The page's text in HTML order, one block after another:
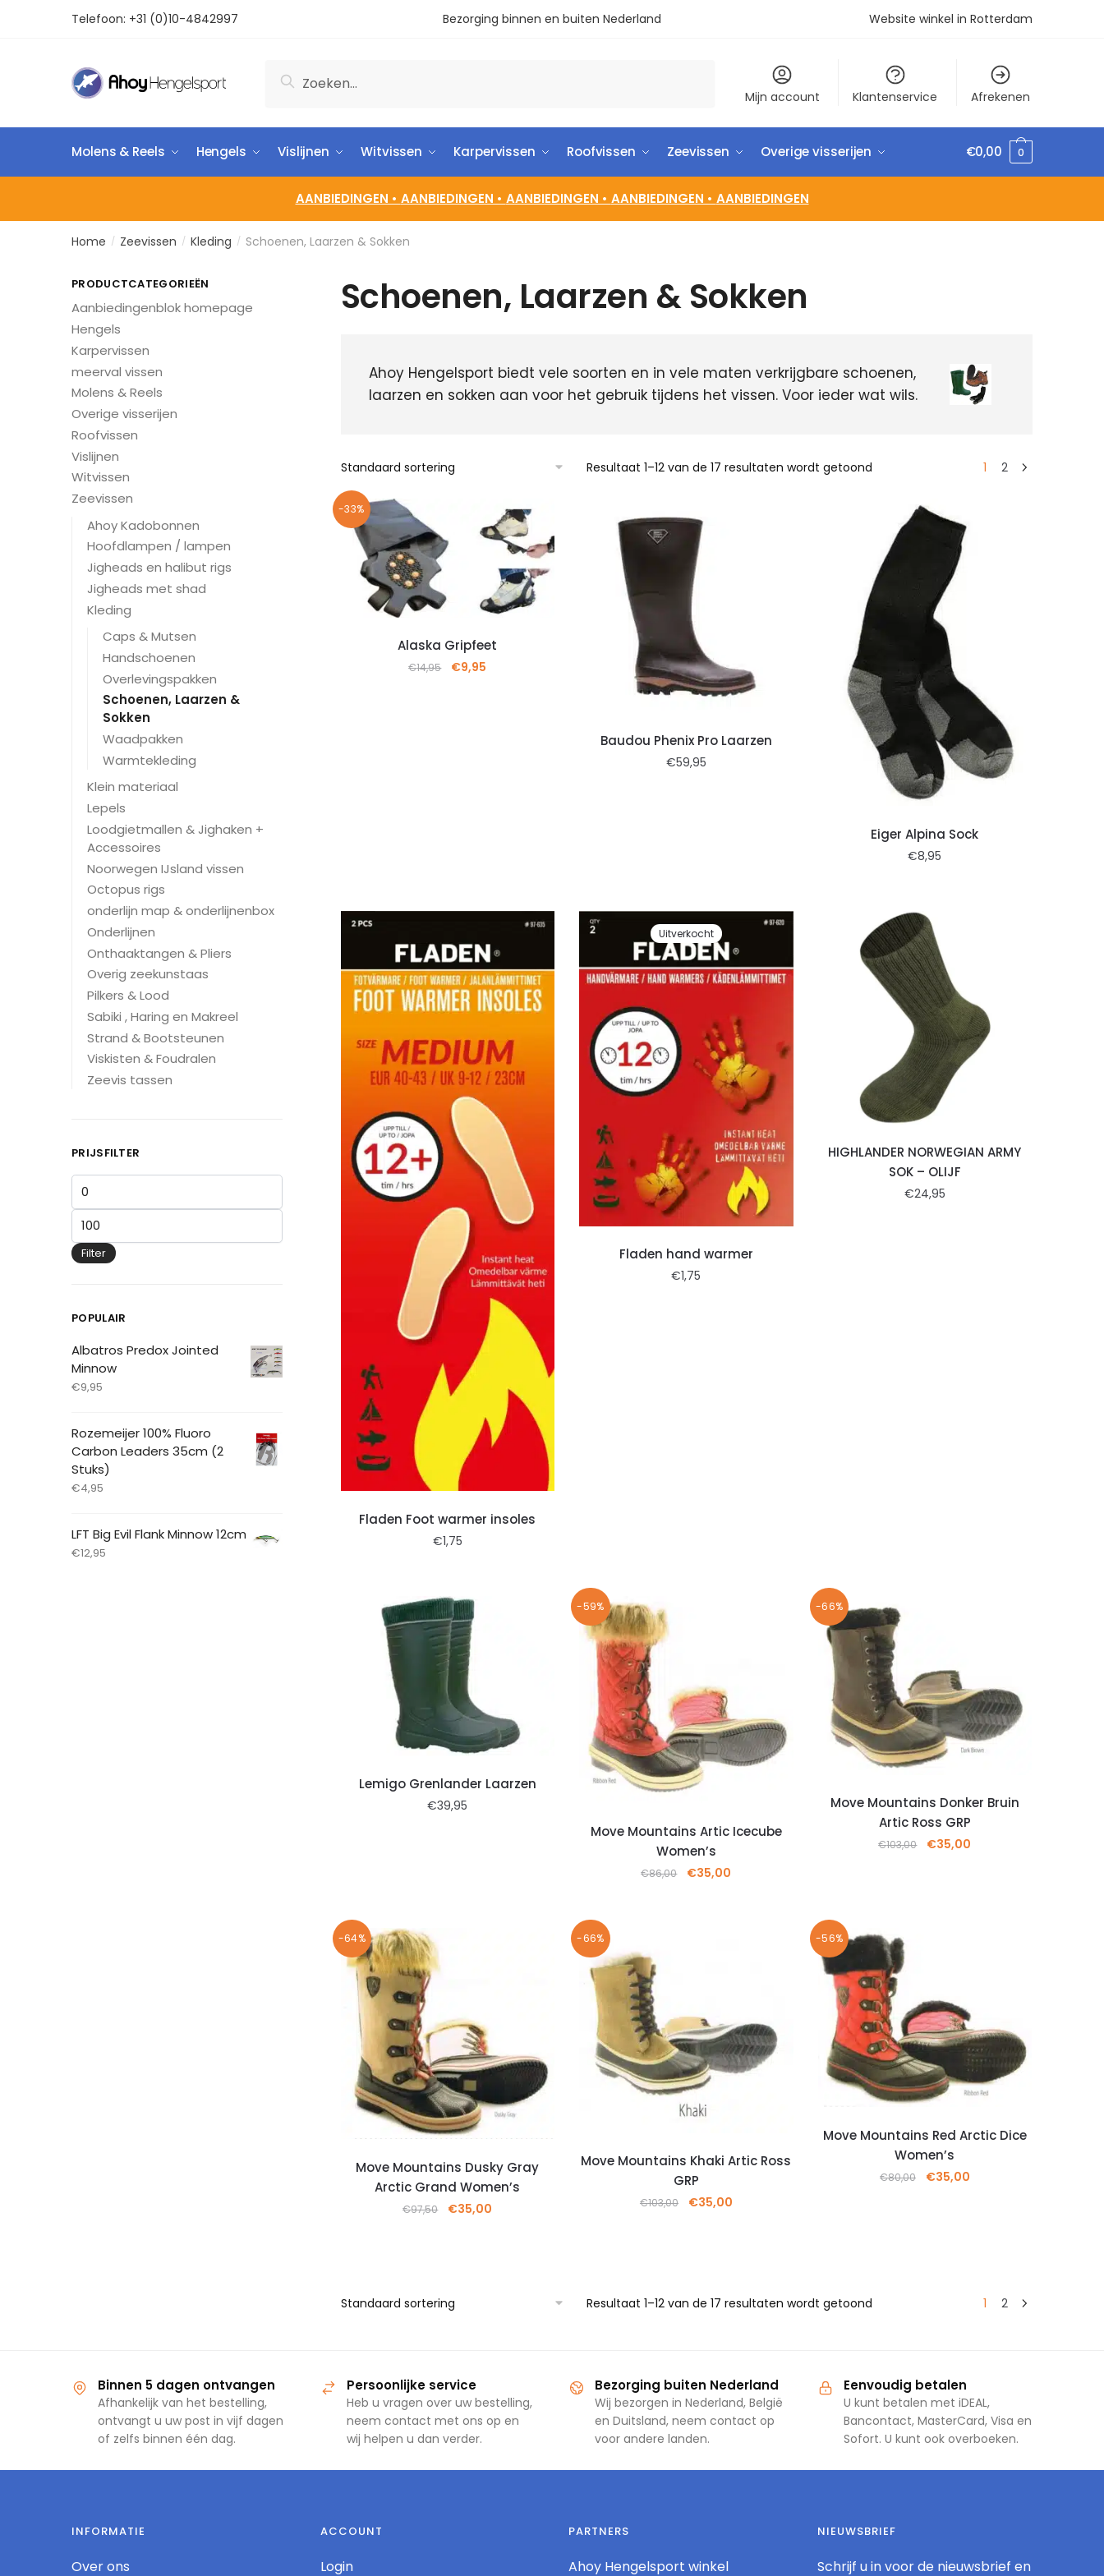
Telefoon: +31 (0)10-4842997 Bezorging binnen en buiten Nederland Website winkel in Rotterdam
Zoeken
Mijn account Klantenservice Afrekenen
Molens & Reels Hengels Vislijnen Witvissen Karpervissen Roofvissen Zeevissen Overige visserijen €0,00 0
AANBIEDINGEN • AANBIEDINGEN • AANBIEDINGEN • AANBIEDINGEN • AANBIEDINGEN
Home / Zeevissen / Kleding / Schoenen, Laarzen & Sokken
Schoenen, Laarzen & Sokken
Ahoy Hengelsport biedt vele soorten en in vele maten verkrijgbare schoenen,
laarzen en sokken aan voor het gebruik tijdens het vissen. Voor ieder wat wils.
Resultaat 1–12 van de 17 resultaten wordt getoond 1 2
-33%
Alaska Gripfeet
€14,95 €9,95
Baudou Phenix Pro Laarzen
€59,95
Eiger Alpina Sock
€8,95
Fladen Foot warmer insoles
€1,75
Uitverkocht
Fladen hand warmer
€1,75
HIGHLANDER NORWEGIAN ARMY
SOK – OLIJF
€24,95
Lemigo Grenlander Laarzen
€39,95
-59%
Move Mountains Artic Icecube
Women’s
€86,00 €35,00
-66%
Move Mountains Donker Bruin
Artic Ross GRP
€103,00 €35,00
-64%
Move Mountains Dusky Gray
Arctic Grand Women’s
€97,50 €35,00
-66%
Move Mountains Khaki Artic Ross
GRP
€103,00 €35,00
-56%
Move Mountains Red Arctic Dice
Women’s
€80,00 €35,00
Resultaat 1–12 van de 17 resultaten wordt getoond 1 2
PRODUCTCATEGORIEËN
Aanbiedingenblok homepage
Hengels
Karpervissen
meerval vissen
Molens & Reels
Overige visserijen
Roofvissen
Vislijnen
Witvissen
Zeevissen
Ahoy Kadobonnen
Hoofdlampen / lampen
Jigheads en halibut rigs
Jigheads met shad
Kleding
Caps & Mutsen
Handschoenen
Overlevingspakken
Schoenen, Laarzen &
Sokken
Waadpakken
Warmtekleding
Klein materiaal
Lepels
Loodgietmallen & Jighaken +
Accessoires
Noorwegen IJsland vissen
Octopus rigs
onderlijn map & onderlijnenbox
Onderlijnen
Onthaaktangen & Pliers
Overig zeekunstaas
Pilkers & Lood
Sabiki , Haring en Makreel
Strand & Bootsteunen
Viskisten & Foudralen
Zeevis tassen
PRIJSFILTER
Filter
POPULAIR
Albatros Predox Jointed
Minnow
€9,95
Rozemeijer 100% Fluoro
Carbon Leaders 35cm (2
Stuks)
€4,95
LFT Big Evil Flank Minnow 12cm
€12,95
Binnen 5 dagen ontvangen
Afhankelijk van het bestelling,
ontvangt u uw post in vijf dagen
of zelfs binnen één dag.
Persoonlijke service
Heb u vragen over uw bestelling,
neem contact met ons op en
wij helpen u dan verder.
Bezorging buiten Nederland
Wij bezorgen in Nederland, België
en Duitsland, neem contact op
voor andere landen.
Eenvoudig betalen
U kunt betalen met iDEAL,
Bancontact, MasterCard, Visa en
Sofort. U kunt ook overboeken.
INFORMATIE
Over ons
ACCOUNT
Login
PARTNERS
Ahoy Hengelsport winkel
NIEUWSBRIEF
Schrijf u in voor de nieuwsbrief en